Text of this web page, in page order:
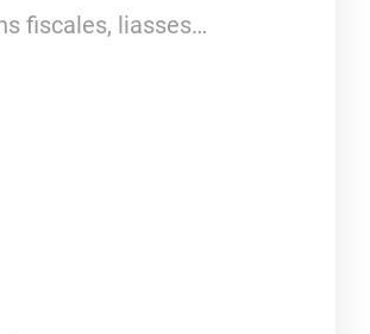
fiscales, liasses…